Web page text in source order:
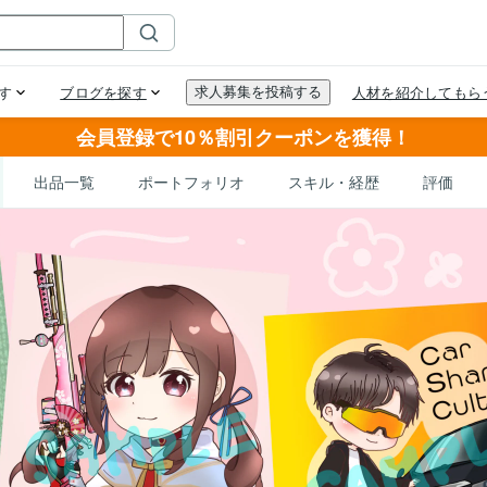
会員登録で10％割引クーポンを獲得！
出品一覧 ポートフォリオ スキル・経歴 評価